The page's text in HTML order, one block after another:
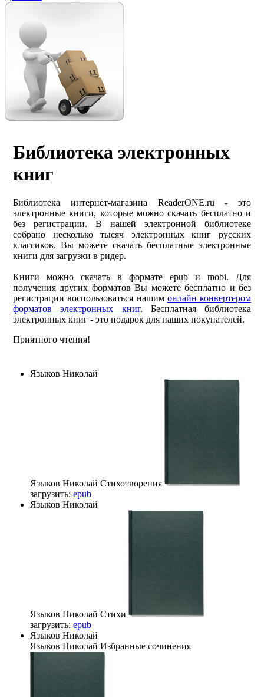
Библиотека электронных
книг
Библиотека интернет-магазина ReaderONE.ru - это
электронные книги, которые можно скачать бесплатно и
без регистрации. В нашей электронной библиотеке
собрано несколько тысяч электронных книг русских
классиков. Вы можете скачать бесплатные электронные
книги для загрузки в ридер.
Книги можно скачать в формате epub и mobi. Для
получения других форматов Вы можете бесплатно и без
регистрации воспользоваться нашим онлайн конвертером
форматов электронных книг. Бесплатная библиотека
электронных книг - это подарок для наших покупателей.
Приятного чтения!
Языков Николай
Языков Николай Стихотворения
загрузить: epub
Языков Николай
Языков Николай Стихи
загрузить: epub
Языков Николай
Языков Николай Избранные сочинения